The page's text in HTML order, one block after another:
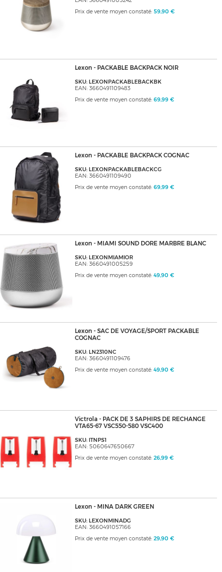
Prix de vente moyen constaté: 59,90 €
Lexon - PACKABLE BACKPACK NOIR
SKU: LEXONPACKABLEBACKBK
EAN: 3660491109483
Prix de vente moyen constaté: 69,99 €
Lexon - PACKABLE BACKPACK COGNAC
SKU: LEXONPACKABLEBACKCG
EAN: 3660491109490
Prix de vente moyen constaté: 69,99 €
Lexon - MIAMI SOUND DORE MARBRE BLANC
SKU: LEXONMIAMIOR
EAN: 3660491005259
Prix de vente moyen constaté: 49,90 €
Lexon - SAC DE VOYAGE/SPORT PACKABLE
COGNAC
SKU: LN2310NC
EAN: 3660491109476
Prix de vente moyen constaté: 49,90 €
Victrola - PACK DE 3 SAPHIRS DE RECHANGE
VTA65-67 VSC550-580 VSC400
SKU: ITNPS1
EAN: 5060647650667
Prix de vente moyen constaté: 26,99 €
Lexon - MINA DARK GREEN
SKU: LEXONMINADG
EAN: 3660491057166
Prix de vente moyen constaté: 29,90 €